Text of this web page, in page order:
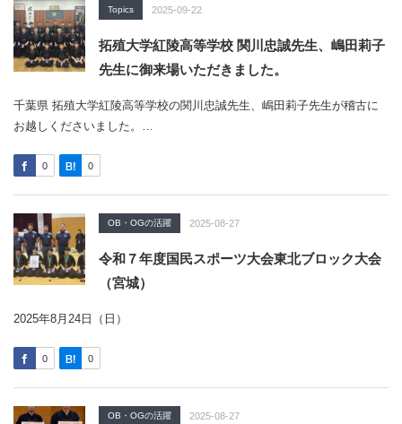
Topics 2025-09-22
拓殖大学紅陵高等学校 関川忠誠先生、嶋田莉子
先生に御来場いただきました。
千葉県 拓殖大学紅陵高等学校の関川忠誠先生、嶋田莉子先生が稽古に
お越しくださいました。…
0 0
OB・OGの活躍 2025-08-27
令和７年度国民スポーツ大会東北ブロック大会
（宮城）
2025年8月24日（日）
0 0
OB・OGの活躍 2025-08-27